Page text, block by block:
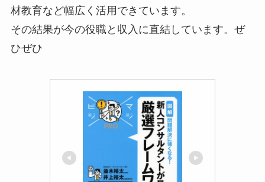
材教育など幅広く活用できています。
その結果が今の役職と収入に直結しています。ぜ
ひぜひ